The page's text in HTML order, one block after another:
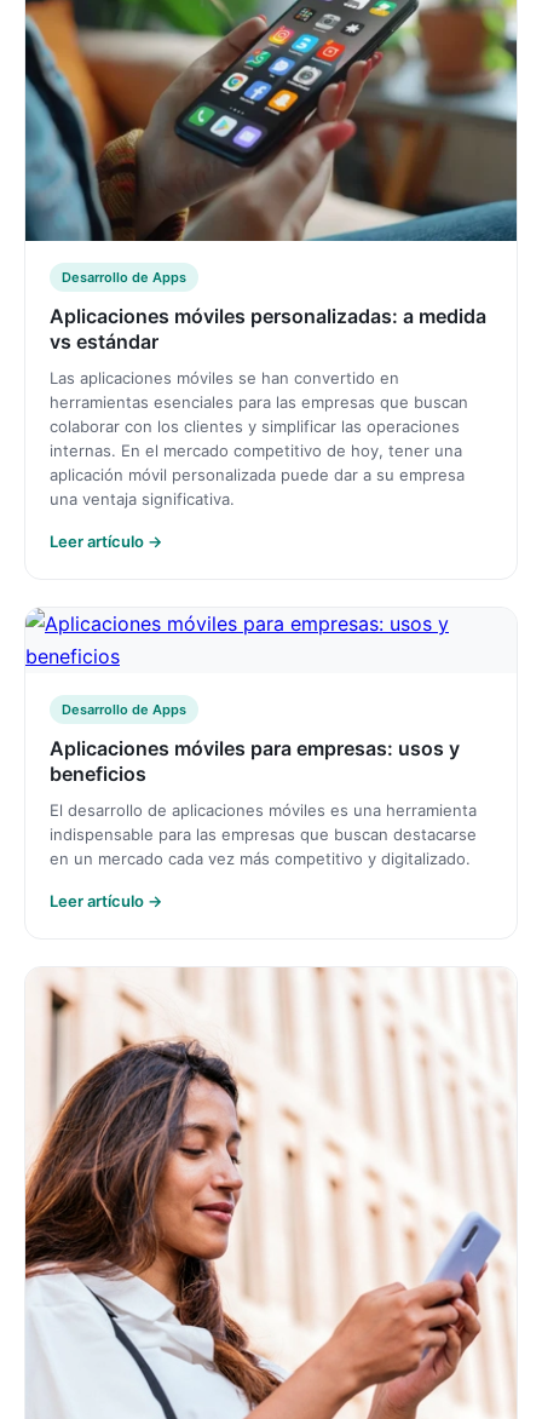
Desarrollo de Apps
Aplicaciones móviles personalizadas: a medida
vs estándar
Las aplicaciones móviles se han convertido en
herramientas esenciales para las empresas que buscan
colaborar con los clientes y simplificar las operaciones
internas. En el mercado competitivo de hoy, tener una
aplicación móvil personalizada puede dar a su empresa
una ventaja significativa.
Leer artículo →
Desarrollo de Apps
Aplicaciones móviles para empresas: usos y
beneficios
El desarrollo de aplicaciones móviles es una herramienta
indispensable para las empresas que buscan destacarse
en un mercado cada vez más competitivo y digitalizado.
Leer artículo →